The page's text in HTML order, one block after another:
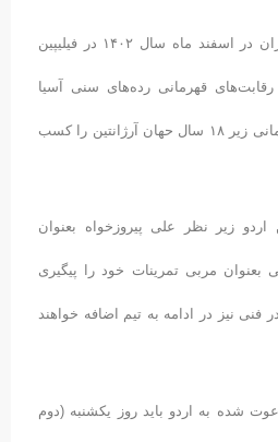
ملی پوشان جوان واترپلو ایران در اسفند ماه سال ۱۴۰۲ در فیلیپین
قهرمانی رده‌های سنی آسیا
جواز حضور در مسابقات قهرمانی زیر ۱۸ سال حهان آرژانتین را کسب
زیر نظر علی پیروزخواه بعنوان
مربی تمرینات خود را پیگیری
فنی نیز در ادامه به تیم اضافه خواهند
شده به اردو باید روز یکشنبه (دوم